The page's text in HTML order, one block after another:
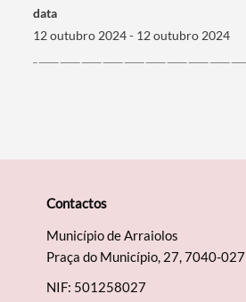
Filtros
data
12 outubro 2024 - 12 outubro 2024
Contactos
Município de Arraiolos
Praça do Município, 27, 7040-027
NIF: 501258027